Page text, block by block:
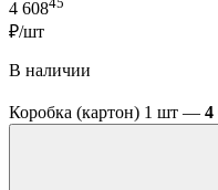
4 608
₽/шт
В наличии
Коробка (картон) 1 шт — 4